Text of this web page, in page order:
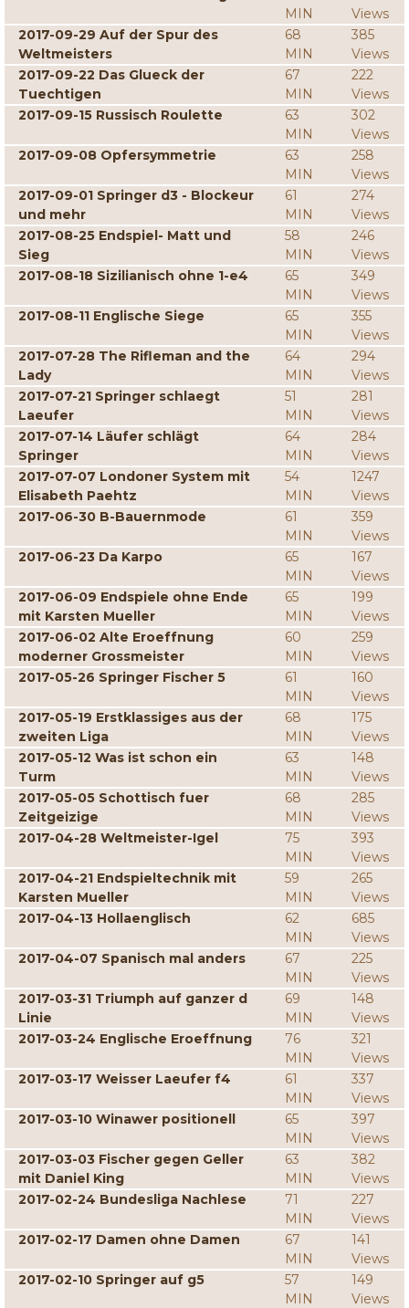
MIN
Views
2017-09-29 Auf der Spur des
Weltmeisters
68
MIN
385
Views
2017-09-22 Das Glueck der
Tuechtigen
67
MIN
222
Views
2017-09-15 Russisch Roulette
63
MIN
302
Views
2017-09-08 Opfersymmetrie
63
MIN
258
Views
2017-09-01 Springer d3 - Blockeur
und mehr
61
MIN
274
Views
2017-08-25 Endspiel- Matt und
Sieg
58
MIN
246
Views
2017-08-18 Sizilianisch ohne 1-e4
65
MIN
349
Views
2017-08-11 Englische Siege
65
MIN
355
Views
2017-07-28 The Rifleman and the
Lady
64
MIN
294
Views
2017-07-21 Springer schlaegt
Laeufer
51
MIN
281
Views
2017-07-14 Läufer schlägt
Springer
64
MIN
284
Views
2017-07-07 Londoner System mit
Elisabeth Paehtz
54
MIN
1247
Views
2017-06-30 B-Bauernmode
61
MIN
359
Views
2017-06-23 Da Karpo
65
MIN
167
Views
2017-06-09 Endspiele ohne Ende
mit Karsten Mueller
65
MIN
199
Views
2017-06-02 Alte Eroeffnung
moderner Grossmeister
60
MIN
259
Views
2017-05-26 Springer Fischer 5
61
MIN
160
Views
2017-05-19 Erstklassiges aus der
zweiten Liga
68
MIN
175
Views
2017-05-12 Was ist schon ein
Turm
63
MIN
148
Views
2017-05-05 Schottisch fuer
Zeitgeizige
68
MIN
285
Views
2017-04-28 Weltmeister-Igel
75
MIN
393
Views
2017-04-21 Endspieltechnik mit
Karsten Mueller
59
MIN
265
Views
2017-04-13 Hollaenglisch
62
MIN
685
Views
2017-04-07 Spanisch mal anders
67
MIN
225
Views
2017-03-31 Triumph auf ganzer d
Linie
69
MIN
148
Views
2017-03-24 Englische Eroeffnung
76
MIN
321
Views
2017-03-17 Weisser Laeufer f4
61
MIN
337
Views
2017-03-10 Winawer positionell
65
MIN
397
Views
2017-03-03 Fischer gegen Geller
mit Daniel King
63
MIN
382
Views
2017-02-24 Bundesliga Nachlese
71
MIN
227
Views
2017-02-17 Damen ohne Damen
67
MIN
141
Views
2017-02-10 Springer auf g5
57
MIN
149
Views